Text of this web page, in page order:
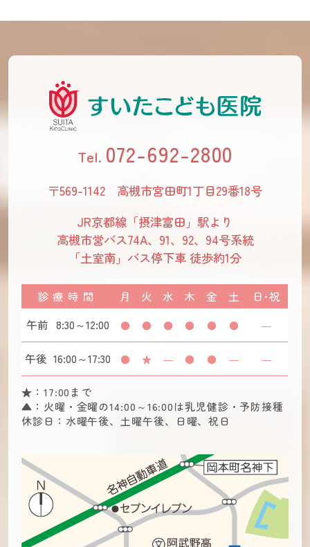
072-692-2800
〒569-1142 高槻市宮田町1丁目29番18号
JR京都線「摂津富田」駅より
高槻市営バス74A、91、92、94号系統
「土室南」バス停下車 徒歩約1分
★： 17:00まで
▲： 火曜・金曜の14:00～16:00は乳児健診・予防接種
休診日： 水曜午後、土曜午後、日曜、祝日
診療時間 月 火 水 木 金 土
日･祝
午前 8:30～12:00 ● ● ● ● ● ● ―
午後 16:00～17:30 ● ★ ― ● ● ― ―